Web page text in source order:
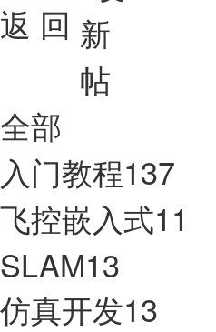
返 回
全部
入门教程137
飞控嵌入式11
SLAM13
仿真开发13